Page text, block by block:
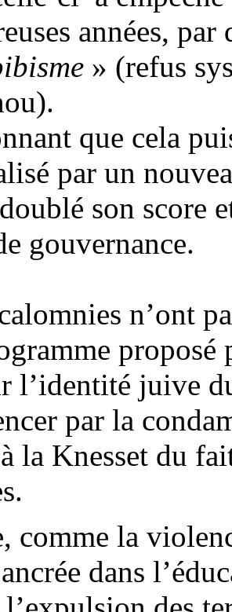
années,
» (refus
que cela
par un
son score
gouvernance.
n’ont
l’identité juive
par la
la Knesset du
comme la
dans